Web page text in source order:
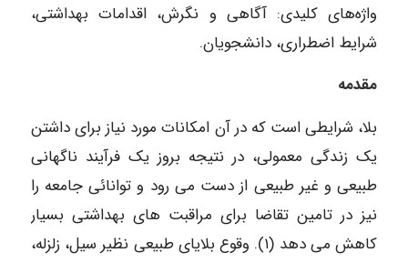
واژه‌های کلیدی: آگاهی و نگرش، اقدامات بهداشتی،
شرایط اضطراری، دانشجویان.
مقدمه
بلا، شرایطی است که در آن امکانات مورد نیاز برای داشتن
یک زندگی معمولی، در نتیجه بروز یک فرآیند ناگهانی
طبیعی و غیر طبیعی از دست می رود و توانائی جامعه را
نیز در تامین تقاضا برای مراقبت های بهداشتی بسیار
کاهش می دهد (۱). وقوع بلایای طبیعی نظیر سیل، زلزله،